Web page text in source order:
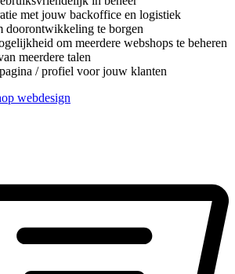
met jouw backoffice en logistiek
doorontwikkeling te borgen
om meerdere webshops te beheren
meerdere talen
/ profiel voor jouw klanten
webdesign